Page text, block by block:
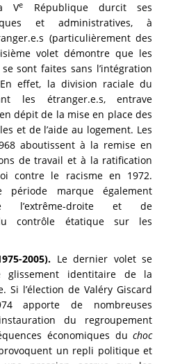
Ve
République durcit ses
et administratives, à
(particulièrement des
volet démontre que les
sont faites sans l’intégration
effet, la division raciale du
les étranger.e.s, entrave
dépit de la mise en place des
et de l’aide au logement. Les
aboutissent à la remise en
de travail et à la ratification
contre le racisme en 1972.
période marque également
l’extrême-droite et de
contrôle étatique sur les
2005).Le dernier volet se
glissement identitaire de la
Si l’élection de Valéry Giscard
apporte de nombreuses
du regroupement
économiques duchoc
un repli politique et